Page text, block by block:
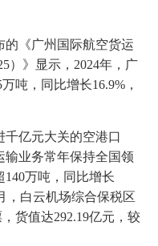
的《广州国际航空货运
）》显示，2024年，广
吨，同比增长16.9%，
亿元大关的空港口
输业务常年保持全国领
140万吨，同比增长
，白云机场综合保税区
货值达292.19亿元，较